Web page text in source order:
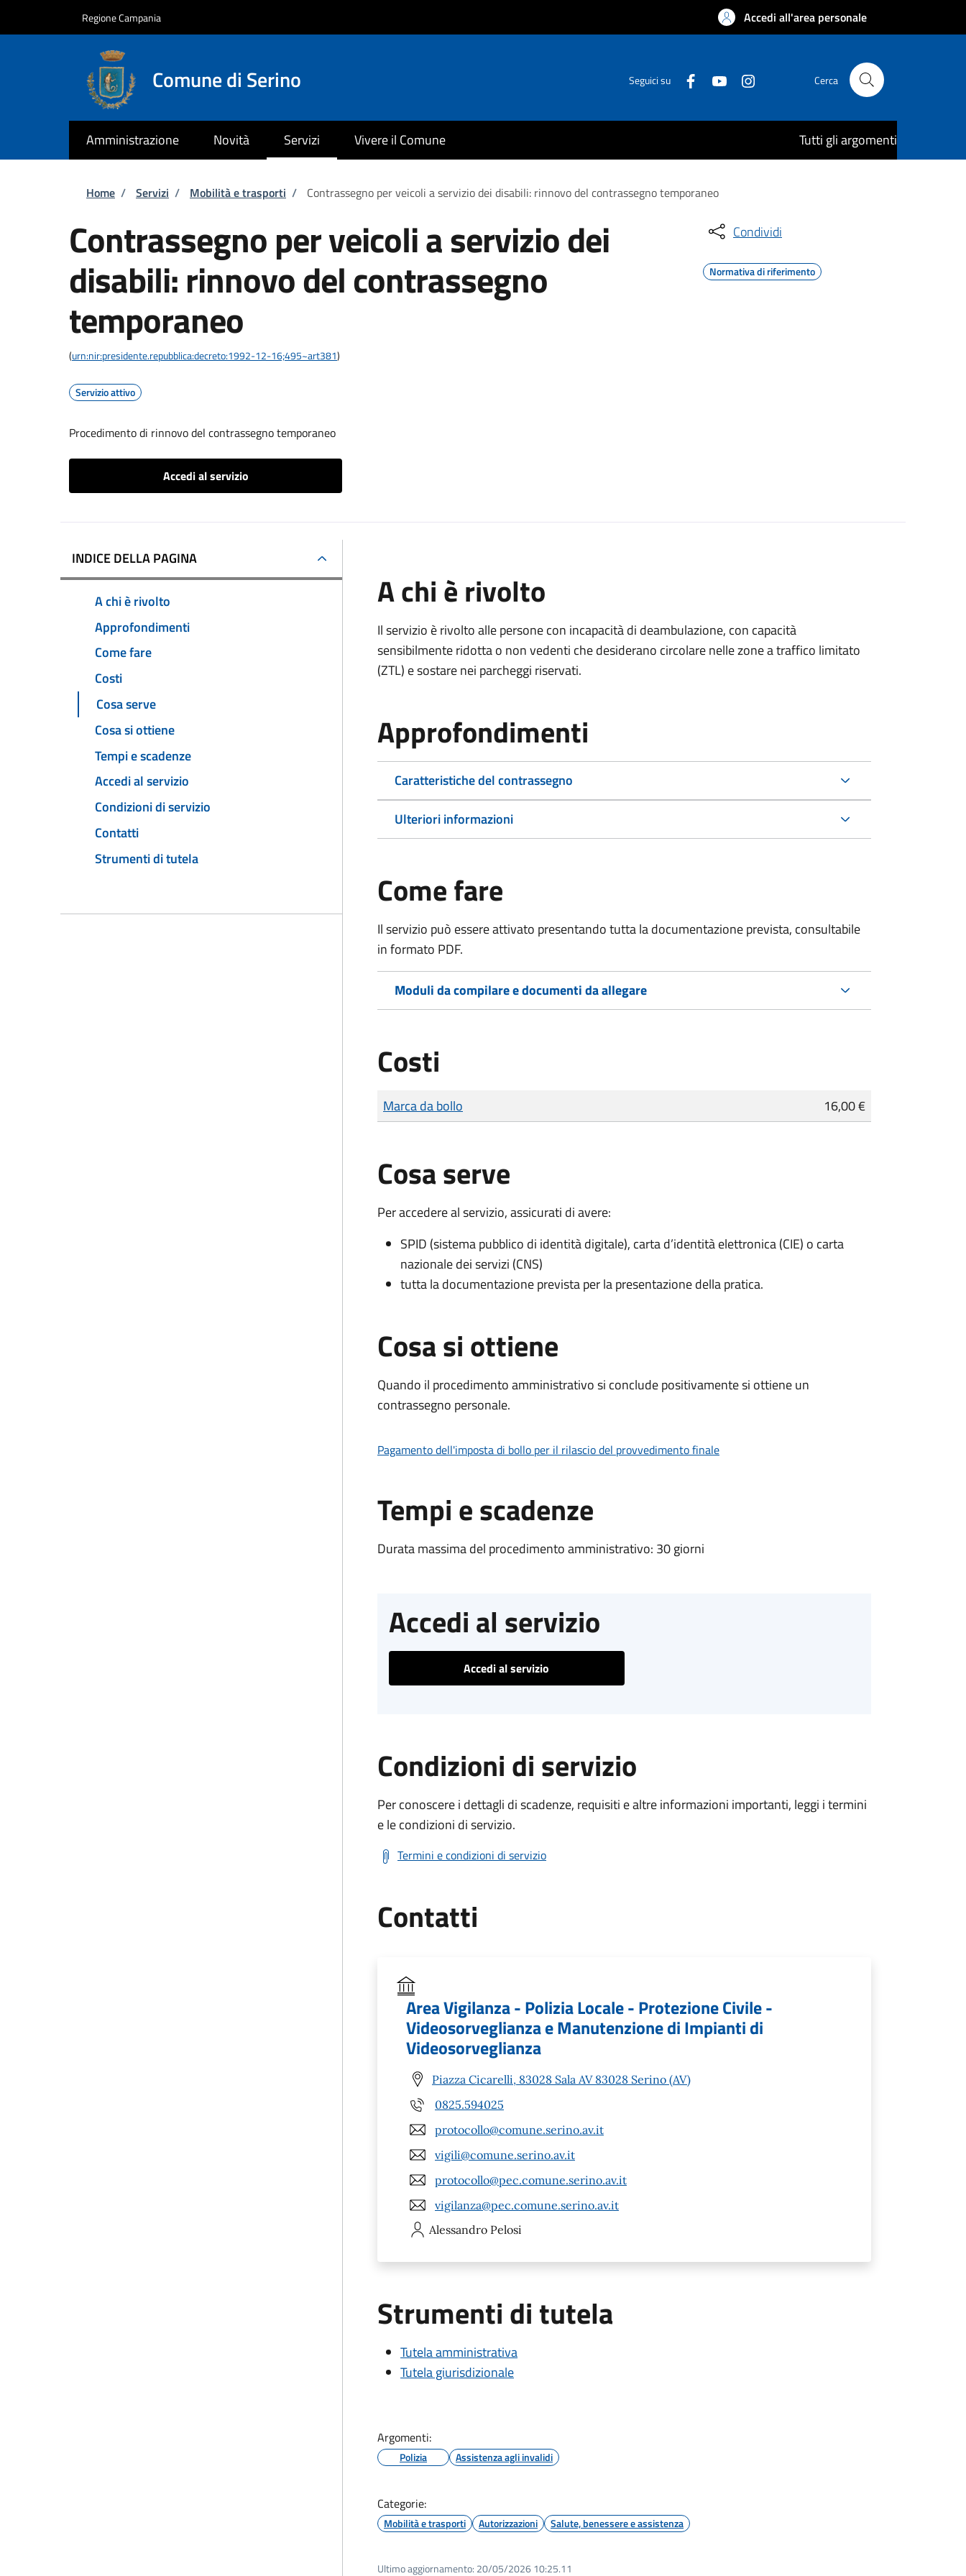
Regione Campania Accedi all'area personale
Comune di Serino Seguici su Cerca
Amministrazione Novità Servizi Vivere il Comune Tutti gli argomenti
Briciole di pane
Home / Servizi / Mobilità e trasporti / Contrassegno per veicoli a servizio dei disabili: rinnovo del contrassegno temporaneo
Contrassegno per veicoli a servizio dei
disabili: rinnovo del contrassegno
temporaneo
(urn:nir:presidente.repubblica:decreto:1992-12-16;495~art381)
Servizio attivo
Procedimento di rinnovo del contrassegno temporaneo
Accedi al servizio
Condividi
Normativa di riferimento
INDICE DELLA PAGINA
A chi è rivolto
Approfondimenti
Come fare
Costi
Cosa serve
Cosa si ottiene
Tempi e scadenze
Accedi al servizio
Condizioni di servizio
Contatti
Strumenti di tutela
A chi è rivolto
Il servizio è rivolto alle persone con incapacità di deambulazione, con capacità
sensibilmente ridotta o non vedenti che desiderano circolare nelle zone a traffico limitato
(ZTL) e sostare nei parcheggi riservati.
Approfondimenti
Caratteristiche del contrassegno
Ulteriori informazioni
Come fare
Il servizio può essere attivato presentando tutta la documentazione prevista, consultabile
in formato PDF.
Moduli da compilare e documenti da allegare
Costi
Tipo di pagamento
Importo
Marca da bollo 16,00 €
Cosa serve
Per accedere al servizio, assicurati di avere:
SPID (sistema pubblico di identità digitale), carta d’identità elettronica (CIE) o carta
nazionale dei servizi (CNS)
tutta la documentazione prevista per la presentazione della pratica.
Cosa si ottiene
Quando il procedimento amministrativo si conclude positivamente si ottiene un
contrassegno personale.
Pagamento dell'imposta di bollo per il rilascio del provvedimento finale
Tempi e scadenze
Durata massima del procedimento amministrativo: 30 giorni
Accedi al servizio
Accedi al servizio
Condizioni di servizio
Per conoscere i dettagli di scadenze, requisiti e altre informazioni importanti, leggi i termini
e le condizioni di servizio.
Termini e condizioni di servizio
Contatti
Area Vigilanza - Polizia Locale - Protezione Civile -
Videosorveglianza e Manutenzione di Impianti di
Videosorveglianza
Piazza Cicarelli, 83028 Sala AV 83028 Serino (AV)
0825.594025
protocollo@comune.serino.av.it
vigili@comune.serino.av.it
protocollo@pec.comune.serino.av.it
vigilanza@pec.comune.serino.av.it
Alessandro Pelosi
Strumenti di tutela
Tutela amministrativa
Tutela giurisdizionale
Argomenti:
Polizia Assistenza agli invalidi
Categorie:
Mobilità e trasporti Autorizzazioni Salute, benessere e assistenza
Ultimo aggiornamento: 20/05/2026 10:25.11